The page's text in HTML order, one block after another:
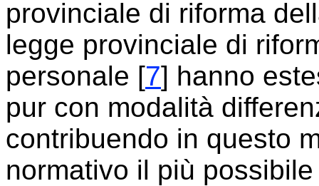
provinciale di riforma
legge provinciale di
personale [7] hanno
pur con modalità
contribuendo in questo
normativo il più